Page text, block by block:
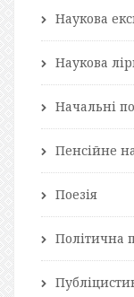
Наукова
Наукова
Начальні
Пенсійне
Поезія
Політична